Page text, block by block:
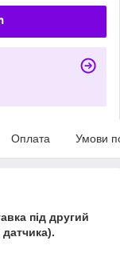
Оплата Умови
під другий